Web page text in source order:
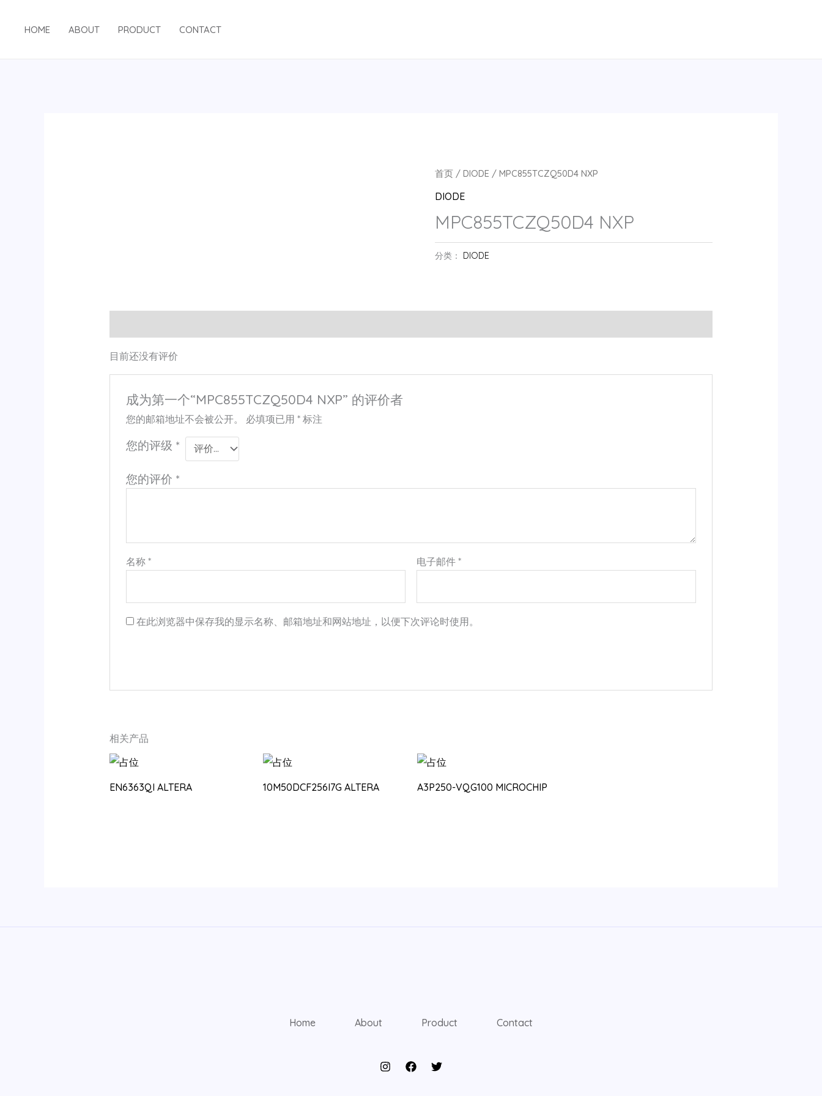
HOME ABOUT PRODUCT CONTACT
首页 /DIODE / MPC855TCZQ50D4 NXP
DIODE
MPC855TCZQ50D4 NXP
分类： DIODE
目前还没有评价
成为第一个“MPC855TCZQ50D4 NXP” 的评价者
您的邮箱地址不会被公开。 必填项已用* 标注
您的评级 *
您的评价 *
名称* 电子邮件*
在此浏览器中保存我的显示名称、邮箱地址和网站地址，以便下次评论时使用。
相关产品
EN6363QI ALTERA 10M50DCF256I7G ALTERA A3P250-VQG100 MICROCHIP
Home About Product Contact